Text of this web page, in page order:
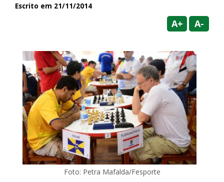
Escrito em 21/11/2014
A+ A-
Foto: Petra Mafalda/Fesporte